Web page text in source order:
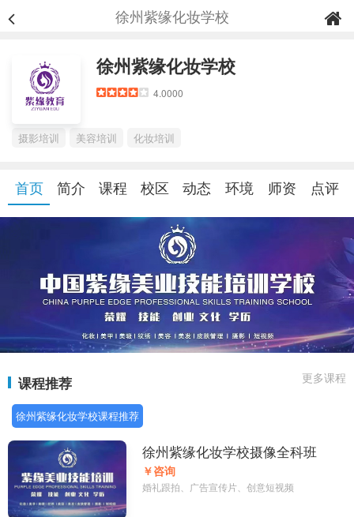
徐州紫缘化妆学校
徐州紫缘化妆学校
4.0000
摄影培训 美容培训 化妆培训
首页 简介 课程 校区 动态 环境 师资 点评
课程推荐 更多课程
徐州紫缘化妆学校课程推荐
徐州紫缘化妆学校摄像全科班
￥咨询
婚礼跟拍、广告宣传片、创意短视频